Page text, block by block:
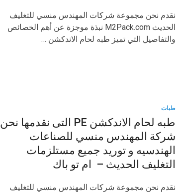
نقدم نحن مجموعة شركات المهندس منسي للتغليف
الحديث M2Pack.com نبذة موجزة عن أهم الخصائص
والتفاصيل التي تميز طبه لحام الاندكشن …
طبات
طبه لحام الاندكشن PE التى نقدمها نحن
شركة المهندس منسي للصناعات
الهندسيه و توريد جميع مستلزمات
التغليف الحديث – ام تو باك
نقدم نحن مجموعة شركات المهندس منسي للتغليف